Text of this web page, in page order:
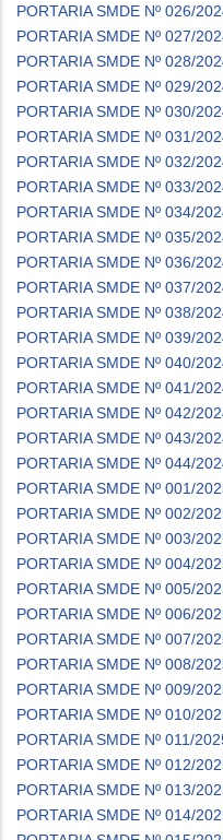
PORTARIA SMDE Nº 026/
PORTARIA SMDE Nº 027/
PORTARIA SMDE Nº 028/
PORTARIA SMDE Nº 029/
PORTARIA SMDE Nº 030/
PORTARIA SMDE Nº 031/
PORTARIA SMDE Nº 032/
PORTARIA SMDE Nº 033/
PORTARIA SMDE Nº 034/
PORTARIA SMDE Nº 035/
PORTARIA SMDE Nº 036/
PORTARIA SMDE Nº 037/
PORTARIA SMDE Nº 038/
PORTARIA SMDE Nº 039/
PORTARIA SMDE Nº 040/
PORTARIA SMDE Nº 041/
PORTARIA SMDE Nº 042/
PORTARIA SMDE Nº 043/
PORTARIA SMDE Nº 044/
PORTARIA SMDE Nº 001/
PORTARIA SMDE Nº 002/
PORTARIA SMDE Nº 003/
PORTARIA SMDE Nº 004/
PORTARIA SMDE Nº 005/
PORTARIA SMDE Nº 006/
PORTARIA SMDE Nº 007/
PORTARIA SMDE Nº 008/
PORTARIA SMDE Nº 009/
PORTARIA SMDE Nº 010/
PORTARIA SMDE Nº 011/
PORTARIA SMDE Nº 012/
PORTARIA SMDE Nº 013/
PORTARIA SMDE Nº 014/